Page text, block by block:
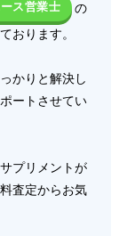
ース営業士
の
おります。
かりと解決し
ートさせてい
プリメントが
査定からお気